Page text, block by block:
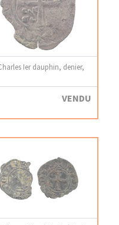
Ier dauphin, denier,
VENDU